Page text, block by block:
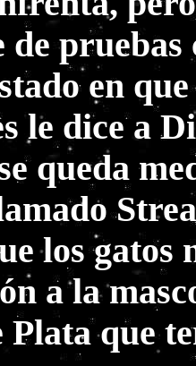
de
en
le dice a
queda
los gatos
a la
Plata que